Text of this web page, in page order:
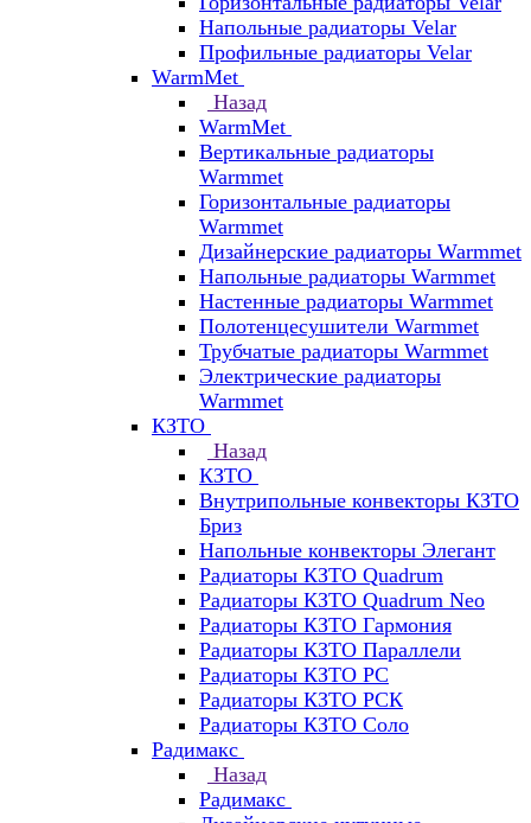
Напольные радиаторы Velar
Профильные радиаторы Velar
WarmMet
Назад
WarmMet
Вертикальные радиаторы
Warmmet
Горизонтальные радиаторы
Warmmet
Дизайнерские радиаторы Warmmet
Напольные радиаторы Warmmet
Настенные радиаторы Warmmet
Полотенцесушители Warmmet
Трубчатые радиаторы Warmmet
Электрические радиаторы
Warmmet
КЗТО
Назад
КЗТО
Внутрипольные конвекторы КЗТО
Бриз
Напольные конвекторы Элегант
Радиаторы КЗТО Quadrum
Радиаторы КЗТО Quadrum Neo
Радиаторы КЗТО Гармония
Радиаторы КЗТО Параллели
Радиаторы КЗТО РС
Радиаторы КЗТО РСК
Радиаторы КЗТО Соло
Радимакс
Назад
Радимакс